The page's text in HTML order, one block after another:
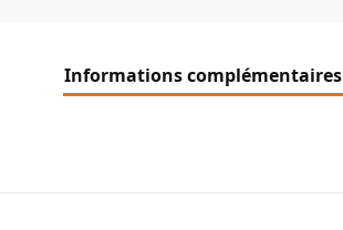
Informations complémentaires